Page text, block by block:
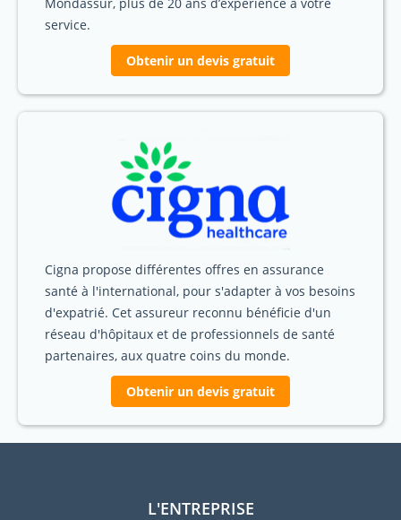
service.
Obtenir un devis gratuit
Cigna propose différentes offres en assurance
santé à l'international, pour s'adapter à vos besoins
d'expatrié. Cet assureur reconnu bénéficie d'un
réseau d'hôpitaux et de professionnels de santé
partenaires, aux quatre coins du monde.
Obtenir un devis gratuit
L'ENTREPRISE